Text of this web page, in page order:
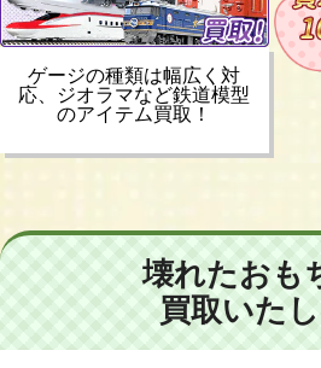
ゲージの種類は幅広く対
応、ジオラマなど鉄道模型
のアイテム買取！
壊れたおも
買取いた